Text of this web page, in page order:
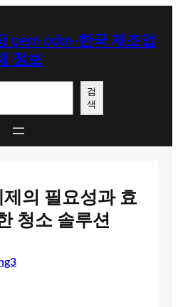
oem odm-한국 제조업
정보
검
색
의 필요성과 효
청소 솔루션